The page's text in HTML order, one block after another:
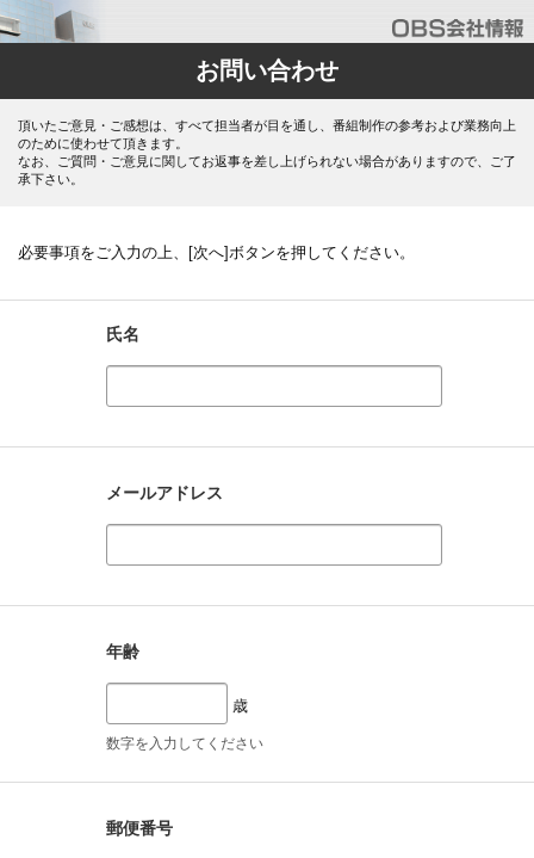
お問い合わせ
頂いたご意見・ご感想は、すべて担当者が目を通し、番組制作の参考および業務向上
のために使わせて頂きます。
なお、ご質問・ご意見に関してお返事を差し上げられない場合がありますので、ご了
承下さい。
必要事項をご入力の上、[次へ]ボタンを押してください。
氏名
メールアドレス
年齢
歳
数字を入力してください
郵便番号